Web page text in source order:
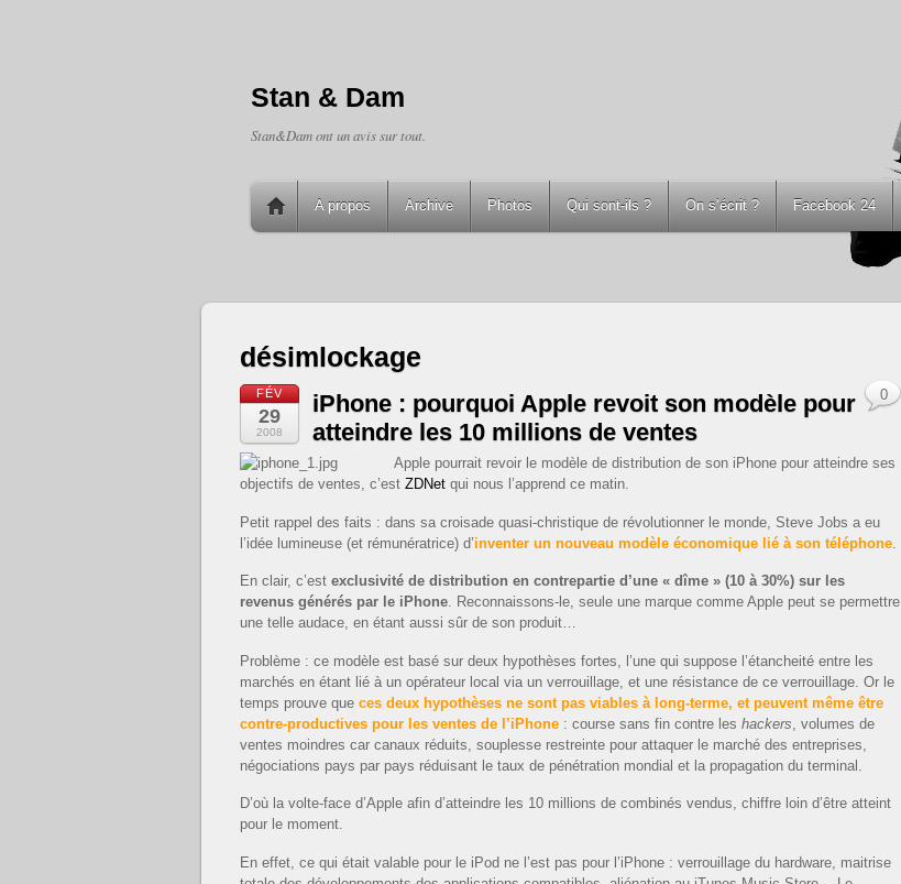
Stan & Dam
Stan&Dam ont un avis sur tout.
A propos Archive Photos Qui sont-ils ? On s’écrit ? Facebook 24
désimlockage
FÉV
29
2008
iPhone : pourquoi Apple revoit son modèle pour
atteindre les 10 millions de ventes
Apple pourrait revoir le modèle de distribution de son iPhone pour atteindre ses
objectifs de ventes, c’est ZDNet qui nous l’apprend ce matin.
Petit rappel des faits : dans sa croisade quasi-christique de révolutionner le monde, Steve Jobs a eu
l’idée lumineuse (et rémunératrice) d’inventer un nouveau modèle économique lié à son téléphone
En clair, c’est exclusivité de distribution en contrepartie d’une « dîme » (10 à 30%) sur les
revenus générés par le iPhone. Reconnaissons-le, seule une marque comme Apple peut se permettre
une telle audace, en étant aussi sûr de son produit…
Problème : ce modèle est basé sur deux hypothèses fortes, l’une qui suppose l’étancheité entre les
marchés en étant lié à un opérateur local via un verrouillage, et une résistance de ce verrouillage. Or le
temps prouve que ces deux hypothèses ne sont pas viables à long-terme, et peuvent même être
contre-productives pour les ventes de l’iPhone : course sans fin contre les hackers , volumes de
ventes moindres car canaux réduits, souplesse restreinte pour attaquer le marché des entreprises,
négociations pays par pays réduisant le taux de pénétration mondial et la propagation du terminal.
D’où la volte-face d’Apple afin d’atteindre les 10 millions de combinés vendus, chiffre loin d’être atteint
pour le moment.
En effet, ce qui était valable pour le iPod ne l’est pas pour l’iPhone : verrouillage du hardware, maitrise
0